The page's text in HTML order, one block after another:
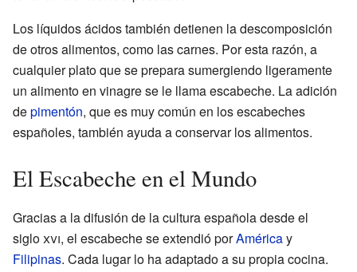
Los líquidos ácidos también detienen la descomposición
de otros alimentos, como las carnes. Por esta razón, a
cualquier plato que se prepara sumergiendo ligeramente
un alimento en vinagre se le llama escabeche. La adición
depimentón, que es muy común en los escabeches
españoles, también ayuda a conservar los alimentos.
El Escabeche en el Mundo
Gracias a la difusión de la cultura española desde el
sigloxvi, el escabeche se extendió porAméricay
Filipinas. Cada lugar lo ha adaptado a su propia cocina.